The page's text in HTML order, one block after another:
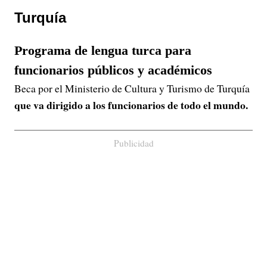
Turquía
Programa de lengua turca para
funcionarios públicos y académicos
Beca por el Ministerio de Cultura y Turismo de Turquía
que va dirigido a los funcionarios de todo el mundo.
Publicidad